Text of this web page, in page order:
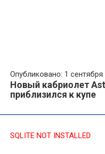
Опубликовано: 1 сентября
Новый кабриолет
приблизился к купе
SQLITE NOT INSTALLED